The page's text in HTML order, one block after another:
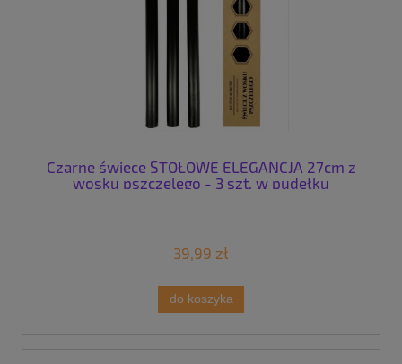
Czarne świece STOŁOWE ELEGANCJA 27cm z
wosku pszczelego - 3 szt. w pudełku
39,99 zł
do koszyka